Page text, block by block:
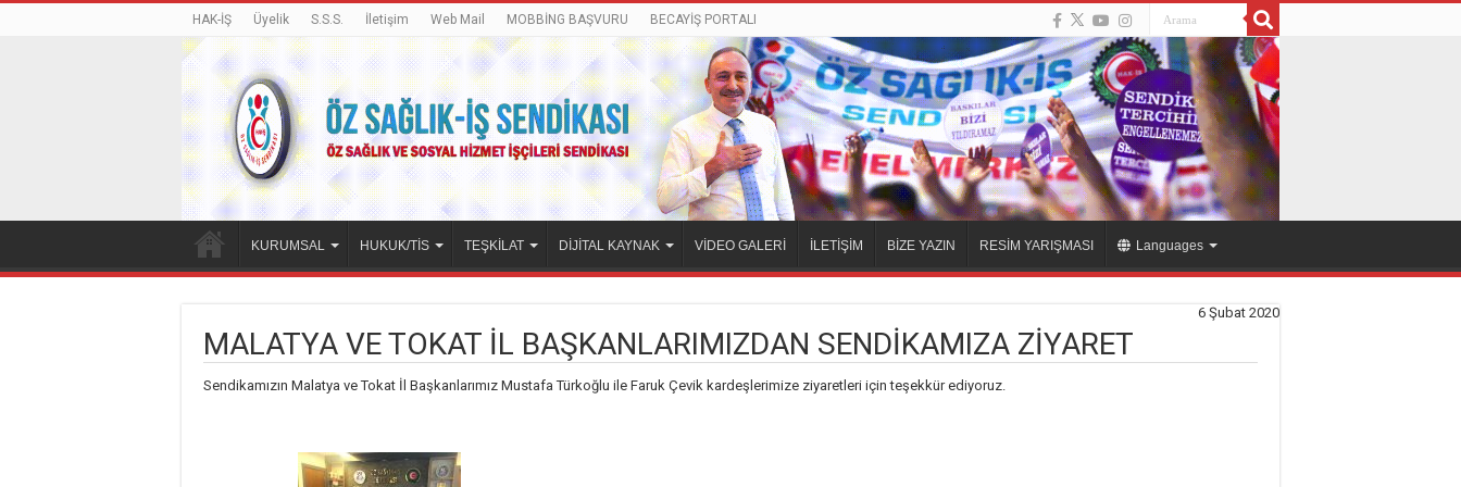
HAK-İŞ Üyelik S.S.S. İletişim Web Mail MOBBİNG BAŞVURU BECAYİŞ PORTALI
KURUMSAL HUKUK/TİS TEŞKİLAT DİJİTAL KAYNAK VİDEO GALERİ İLETİŞİM BİZE YAZIN RESİM YARIŞMASI Languages
6 Şubat 2020
MALATYA VE TOKAT İL BAŞKANLARIMIZDAN SENDİKAMIZA ZİYARET
Sendikamızın Malatya ve Tokat İl Başkanlarımız Mustafa Türkoğlu ile Faruk Çevik kardeşlerimize ziyaretleri için teşekkür ediyoruz.